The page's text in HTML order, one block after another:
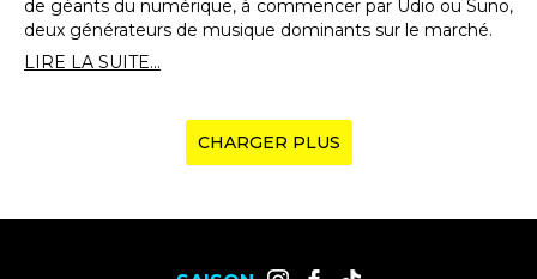
de géants du numérique, à commencer par Udio ou Suno,
deux générateurs de musique dominants sur le marché.
LIRE LA SUITE...
CHARGER PLUS